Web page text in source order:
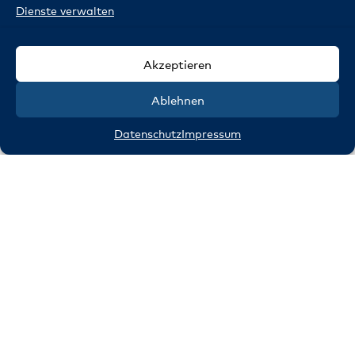
Dienste verwalten
Akzeptieren
Ablehnen
DatenschutzImpressum